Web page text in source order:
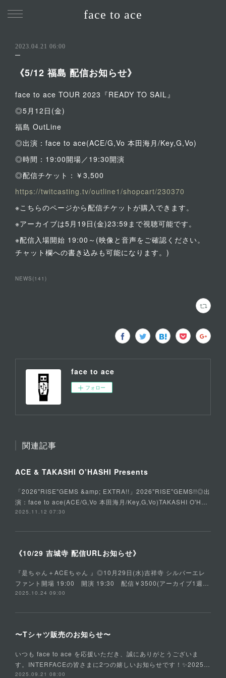
face to ace
2023.04.21 06:00
《5/12 福島 配信お知らせ》
face to ace TOUR 2023『READY TO SAIL』
◎5月12日(金)
福島 OutLine
◎出演：face to ace(ACE/G,Vo 本田海月/Key,G,Vo)
◎時間：19:00開場／19:30開演
◎配信チケット：￥3,500
https://twitcasting.tv/outline1/shopcart/230370
※こちらのページから配信チケットが購入できます。
※アーカイブは5月19日(金)23:59まで視聴可能です。
※配信入場開始 19:00～(映像と音声をご確認ください。
チャット欄への書き込みも可能になります。)
NEWS (141 )
face to ace
フォロー
関連記事
ACE & TAKASHI O’HASHI Presents
「2026"RISE"GEMS &amp; EXTRA!!」2026"RISE"GEMS!!◎出
演：face to ace(ACE/G,Vo 本田海月/Key,G,Vo)TAKASHI O'H…
2025.11.12 07:30
《10/29 吉城寺 配信URLお知らせ》
『是ちゃん＋ACEちゃん 』◎10月29日(水)吉祥寺 シルバーエレ
ファント開場 19:00 開演 19:30 配信￥3500(アーカイブ1週…
2025.10.24 09:00
〜Tシャツ販売のお知らせ〜
いつも face to ace を応援いただき、誠にありがとうございま
す。INTERFACEの皆さまに2つの嬉しいお知らせです！✨2025…
2025.09.21 08:00